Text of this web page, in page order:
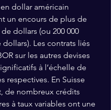
dollar américain
un encours de plus de
dollars (ou 200 000
Les contrats liés
sur les autres devises
à l’échelle de
respectives. En Suisse
de nombreux crédits
à taux variables ont une